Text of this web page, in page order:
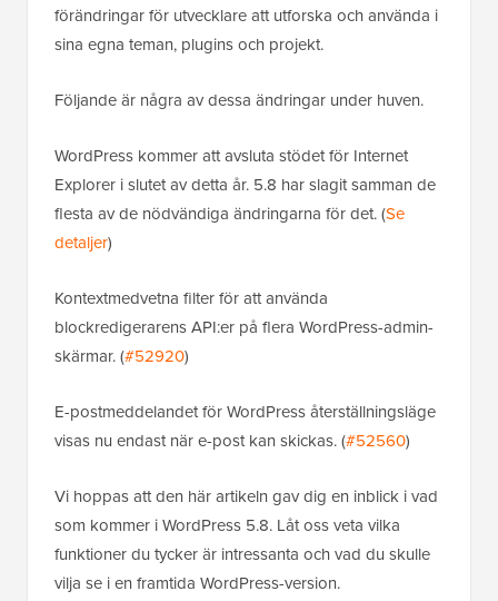
förändringar för utvecklare att utforska och använda i
sina egna teman, plugins och projekt.
Följande är några av dessa ändringar under huven.
WordPress kommer att avsluta stödet för Internet
Explorer i slutet av detta år. 5.8 har slagit samman de
flesta av de nödvändiga ändringarna för det. (Se
detaljer)
Kontextmedvetna filter för att använda
blockredigerarens API:er på flera WordPress-admin-
skärmar. (#52920)
E-postmeddelandet för WordPress återställningsläge
visas nu endast när e-post kan skickas. (#52560)
Vi hoppas att den här artikeln gav dig en inblick i vad
som kommer i WordPress 5.8. Låt oss veta vilka
funktioner du tycker är intressanta och vad du skulle
vilja se i en framtida WordPress-version.